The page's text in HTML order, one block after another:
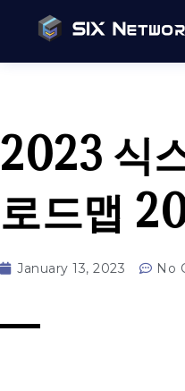
2023 식
로드맵
January 13, 2023 No